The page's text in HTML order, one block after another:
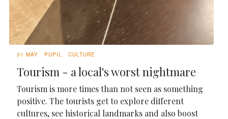
31 MAY PUPIL CULTURE
Tourism - a local's worst nightmare
Tourism is more times than not seen as something
positive. The tourists get to explore different
cultures, see historical landmarks and also boost